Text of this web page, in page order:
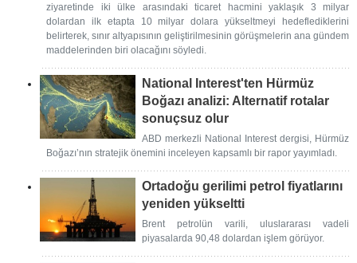
ziyaretinde iki ülke arasındaki ticaret hacmini yaklaşık 3 milyar
dolardan ilk etapta 10 milyar dolara yükseltmeyi hedeflediklerini
belirterek, sınır altyapısının geliştirilmesinin görüşmelerin ana gündem
maddelerinden biri olacağını söyledi.
National Interest'ten Hürmüz
Boğazı analizi: Alternatif rotalar
sonuçsuz olur
ABD merkezli National Interest dergisi, Hürmüz
Boğazı’nın stratejik önemini inceleyen kapsamlı bir rapor yayımladı.
Ortadoğu gerilimi petrol fiyatlarını
yeniden yükseltti
Brent petrolün varili, uluslararası vadeli
piyasalarda 90,48 dolardan işlem görüyor.